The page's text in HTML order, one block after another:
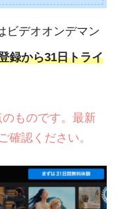
ビデオオンデマン
録から31日トライ
ものです。最新
確認ください。